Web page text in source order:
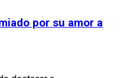
por su amor a